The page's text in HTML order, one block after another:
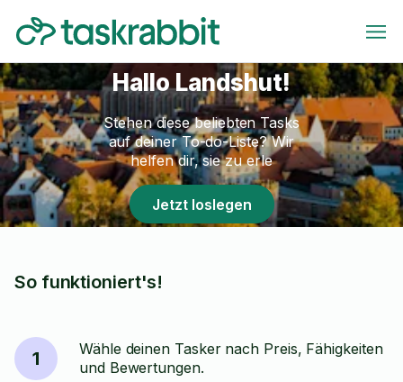
Hallo Landshut!
Stehen diese beliebten Tasks
auf deiner To-do-Liste? Wir
helfen dir, sie zu erle
Jetzt loslegen
So funktioniert's!
1
Wähle deinen Tasker nach Preis, Fähigkeiten
und Bewertungen.